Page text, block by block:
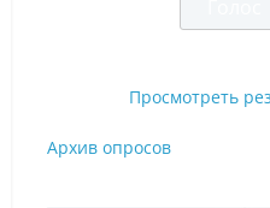
Просмотреть
Архив опросов